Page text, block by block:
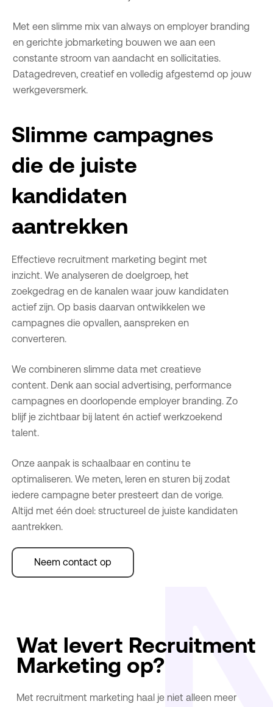
Met een slimme mix van always on employer branding
en gerichte jobmarketing bouwen we aan een
constante stroom van aandacht en sollicitaties.
Datagedreven, creatief en volledig afgestemd op jouw
werkgeversmerk.
Slimme campagnes
die de juiste
kandidaten
aantrekken
Effectieve recruitment marketing begint met
inzicht. We analyseren de doelgroep, het
zoekgedrag en de kanalen waar jouw kandidaten
actief zijn. Op basis daarvan ontwikkelen we
campagnes die opvallen, aanspreken en
converteren.
We combineren slimme data met creatieve
content. Denk aan social advertising, performance
campagnes en doorlopende employer branding. Zo
blijf je zichtbaar bij latent én actief werkzoekend
talent.
Onze aanpak is schaalbaar en continu te
optimaliseren. We meten, leren en sturen bij zodat
iedere campagne beter presteert dan de vorige.
Altijd met één doel: structureel de juiste kandidaten
aantrekken.
Neem contact op
Wat levert Recruitment
Marketing op?
Met recruitment marketing haal je niet alleen meer